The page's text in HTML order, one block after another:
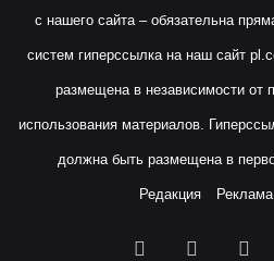
с нашего сайта – обязательна
систем гиперссылка на наш сайт
размещена в независимости от
использования материалов.
должна быть размещена в
Редакция Реклама
Facebook